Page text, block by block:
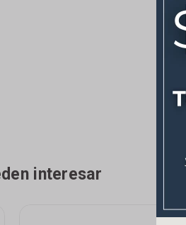
interesar